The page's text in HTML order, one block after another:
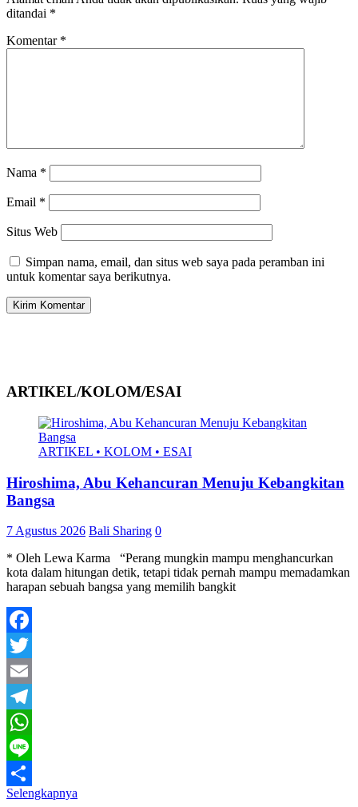
ditandai *
Komentar *
Nama *
Email *
Situs Web
Simpan nama, email, dan situs web saya pada peramban ini
untuk komentar saya berikutnya.
ARTIKEL/KOLOM/ESAI
ARTIKEL • KOLOM • ESAI
Hiroshima, Abu Kehancuran Menuju Kebangkitan
Bangsa
7 Agustus 2026 Bali Sharing 0
* Oleh Lewa Karma “Perang mungkin mampu menghancurkan
kota dalam hitungan detik, tetapi tidak pernah mampu memadamkan
harapan sebuah bangsa yang memilih bangkit
Facebook
Twitter
Email
Telegram
WhatsApp
Line
Share
Selengkapnya